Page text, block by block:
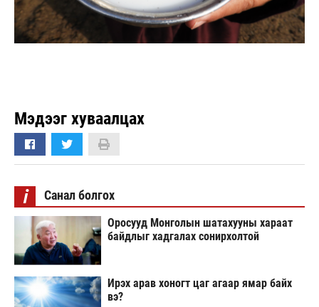
Мэдээг хуваалцах
i Санал болгох
Оросууд Монголын шатахууны хараат
байдлыг хадгалах сонирхолтой
Ирэх арав хоногт цаг агаар ямар байх
вэ?